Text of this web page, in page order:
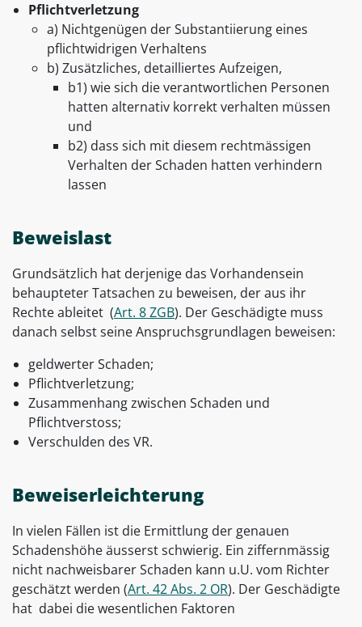
Pflichtverletzung
a) Nichtgenügen der Substantiierung eines
pflichtwidrigen Verhaltens
b) Zusätzliches, detailliertes Aufzeigen,
b1) wie sich die verantwortlichen Personen
hatten alternativ korrekt verhalten müssen
und
b2) dass sich mit diesem rechtmässigen
Verhalten der Schaden hatten verhindern
lassen
Beweislast
Grundsätzlich hat derjenige das Vorhandensein
behaupteter Tatsachen zu beweisen, der aus ihr
Rechte ableitet (Art. 8 ZGB). Der Geschädigte muss
danach selbst seine Anspruchsgrundlagen beweisen:
geldwerter Schaden;
Pflichtverletzung;
Zusammenhang zwischen Schaden und
Pflichtverstoss;
Verschulden des VR.
Beweiserleichterung
In vielen Fällen ist die Ermittlung der genauen
Schadenshöhe äusserst schwierig. Ein ziffernmässig
nicht nachweisbarer Schaden kann u.U. vom Richter
geschätzt werden (Art. 42 Abs. 2 OR). Der Geschädigte
hat dabei die wesentlichen Faktoren